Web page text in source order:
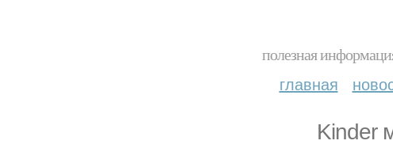
полезная
главная
Kinder